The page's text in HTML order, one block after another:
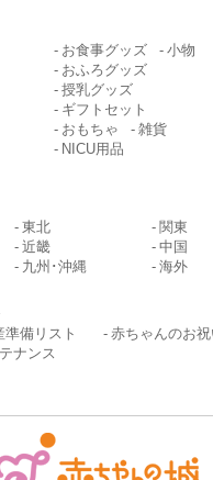
お食事グッズ
小物
おふろグッズ
授乳グッズ
ギフトセット
おもちゃ
雑貨
NICU用品
東北
関東
近畿
中国
九州･沖縄 海外
準備リスト
赤ちゃんのお
ナンス